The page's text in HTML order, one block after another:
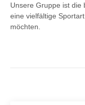
Unsere Gruppe ist die
eine vielfältige
möchten.